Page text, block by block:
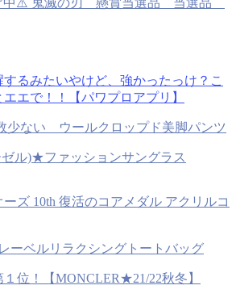
中⚠️ 鬼滅の刃 懸賞当選品 当選品
するみたいやけど、強かったっけ？こ
エで！！【パワプロアプリ】
少ない ウールクロップド美脚パンツ
ル)★ファッションサングラス
ズ 10th 復活のコアメダル アクリルコ
ーベルリラクシングトートバッグ
位！【MONCLER★21/22秋冬】